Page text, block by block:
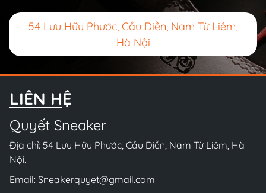
54 Lưu Hữu Phước, Cầu Diễn, Nam Từ Liêm,
Hà Nội
LIÊN HỆ
Quyết Sneaker
Địa chỉ: 54 Lưu Hữu Phước, Cầu Diễn, Nam Từ Liêm, Hà
Nội.
Email: Sneakerquyet@gmail.com